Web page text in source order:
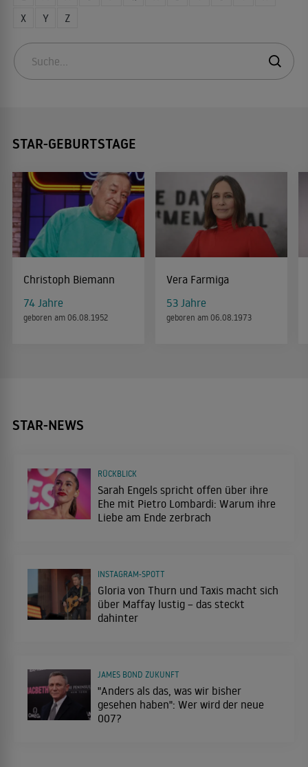
X
Y Z
STAR-GEBURTSTAGE
Christoph Biemann
74 Jahre
geboren am 06.08.1952
Vera Farmiga
53 Jahre
geboren am 06.08.1973
STAR-NEWS
Sarah Engels spricht offen über ihre
Ehe mit Pietro Lombardi: Warum ihre
Liebe am Ende zerbrach
RÜCKBLICK
Gloria von Thurn und Taxis macht sich
über Maffay lustig – das steckt
dahinter
INSTAGRAM-SPOTT
"Anders als das, was wir bisher
gesehen haben": Wer wird der neue
007?
JAMES BOND ZUKUNFT